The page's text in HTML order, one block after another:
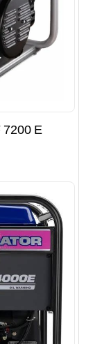
7200 E